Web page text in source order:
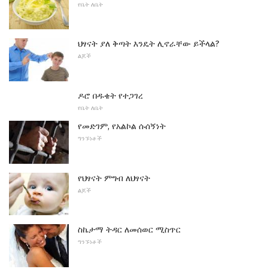
የቤት ለቤት
ህፃናት ያለ ቅጣት እንዴት ሊኖራቸው ይችላል?
ልጆች
ዶሮ በዱቄት የተጋገረ
የቤት ለቤት
የመድገም, የአልኮል ሱሰኝነት
ግንኙነቶች
የህፃናት ምግብ ለህፃናት
ልጆች
ስኬታማ ትዳር ለመሰወር ሚስጥር
ግንኙነቶች